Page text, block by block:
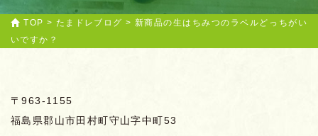
TOP > たまドレブログ > 新商品の生はちみつのラベルどっちがい
いですか？
〒963-1155
福島県郡山市田村町守山字中町53